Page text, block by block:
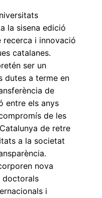
la sisena edició
recerca i innovació
catalanes.
ser un
dutes a terme en
de
entre els anys
de les
de retre
a la societat
nova
doctorals
i